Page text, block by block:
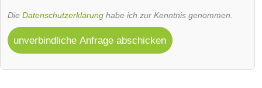
Die Datenschutzerklärung habe ich zur Kenntnis genommen.
unverbindliche Anfrage abschicken